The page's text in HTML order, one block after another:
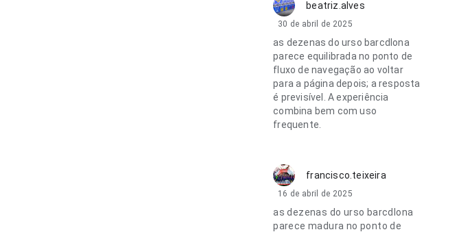
beatriz.alves
30 de abril de 2025
as dezenas do urso barcdlona
parece equilibrada no ponto de
fluxo de navegação ao voltar
para a página depois; a resposta
é previsível. A experiência
combina bem com uso
frequente.
francisco.teixeira
16 de abril de 2025
as dezenas do urso barcdlona
parece madura no ponto de